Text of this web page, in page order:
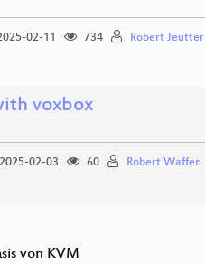
02-11 734 Robert Jeutter
voxbox
2025-02-03 60 Robert Waffen
von KVM